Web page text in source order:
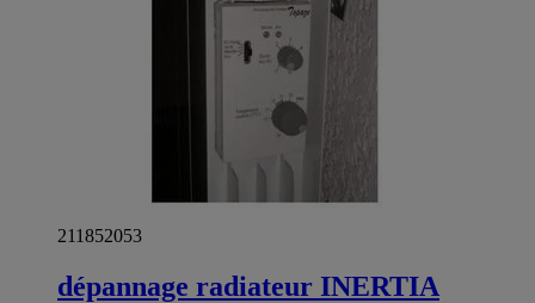
211852053
dépannage radiateur INERTIA